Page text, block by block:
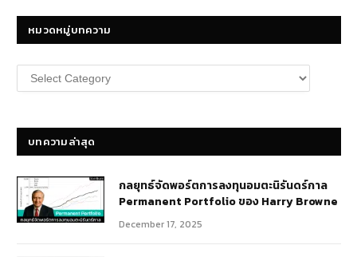
หมวดหมู่บทความ
หมวด
หมู่
บทความล่าสุด
กลยุทธ์​จัดพอร์ตการลงทุนอมตะนิรันดร์กาล
Permanent Portfolio ของ Harry Browne
December 17, 2025